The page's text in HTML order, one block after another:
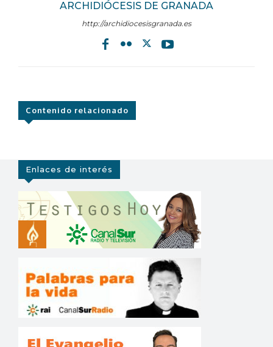
ARCHIDIÓCESIS DE GRANADA
http://archidiocesisgranada.es
Contenido relacionado
Enlaces de interés